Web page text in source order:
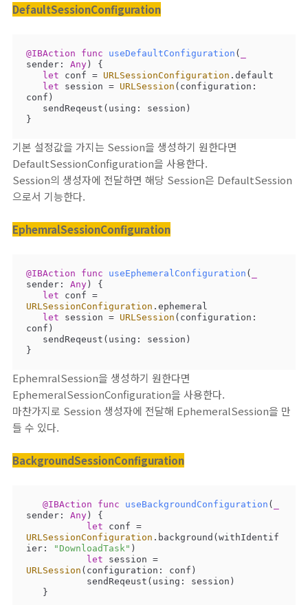
DefaultSessionConfiguration
@IBAction func useDefaultConfiguration (
sender : Any )
{
let conf = URLSessionConfiguration .default
let session = URLSession (configuration:
conf)
}
기본 설정값을 가지는 Session을 생성하기 원한다면
DefaultSessionConfiguration을 사용한다.
Session의 생성자에 전달하면 해당 Session은 DefaultSession
으로서 기능한다.
EphemralSessionConfiguration
@IBAction func useEphemeralConfiguration (
sender : Any )
{
let conf =
URLSessionConfiguration .ephemeral
let session = URLSession (configuration:
conf)
}
EphemralSession을 생성하기 원한다면
EphemeralSessionConfiguration을 사용한다.
마찬가지로 Session 생성자에 전달해 EphemeralSession을 만
들 수 있다.
BackgroundSessionConfiguration
@IBAction func useBackgroundConfiguration (
sender : Any )
{
let conf =
URLSessionConfiguration .background(withIdentif
ier:
"DownloadTask" )
let session =
URLSession (configuration: conf)
   }